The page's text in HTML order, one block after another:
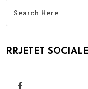
RRJETET SOCIALE